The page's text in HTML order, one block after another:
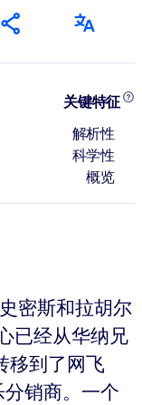
关键特征
解析性
科学性
概览
密斯和拉胡尔
已经从华纳兄
移到了网飞
分销商。一个